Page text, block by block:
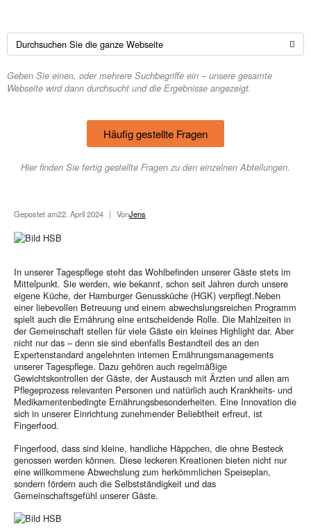
Geben Sie einen, oder mehrere Suchbegriffe ein – unsere gesamte
Webseite wird dann durchsucht und die Ergebnisse angezeigt.
Häufig gestellte Fragen
Hier finden Sie fertig gestellte Fragen zu den einzelnen Abteilungen.
Gepostet am22. April 2024 VonJens
In unserer Tagespflege steht das Wohlbefinden unserer Gäste stets im
Mittelpunkt. Sie werden, wie bekannt, schon seit Jahren durch unsere
eigene Küche, der Hamburger Genussküche (HGK) verpflegt.Neben
einer liebevollen Betreuung und einem abwechslungsreichen Programm
spielt auch die Ernährung eine entscheidende Rolle. Die Mahlzeiten in
der Gemeinschaft stellen für viele Gäste ein kleines Highlight dar. Aber
nicht nur das – denn sie sind ebenfalls Bestandteil des an den
Expertenstandard angelehnten internen Ernährungsmanagements
unserer Tagespflege. Dazu gehören auch regelmäßige
Gewichtskontrollen der Gäste, der Austausch mit Ärzten und allen am
Pflegeprozess relevanten Personen und natürlich auch Krankheits- und
Medikamentenbedingte Ernährungsbesonderheiten. Eine Innovation die
sich in unserer Einrichtung zunehmender Beliebtheit erfreut, ist
Fingerfood.
Fingerfood, dass sind kleine, handliche Häppchen, die ohne Besteck
genossen werden können. Diese leckeren Kreationen bieten nicht nur
eine willkommene Abwechslung zum herkömmlichen Speiseplan,
sondern fördern auch die Selbstständigkeit und das
Gemeinschaftsgefühl unserer Gäste.